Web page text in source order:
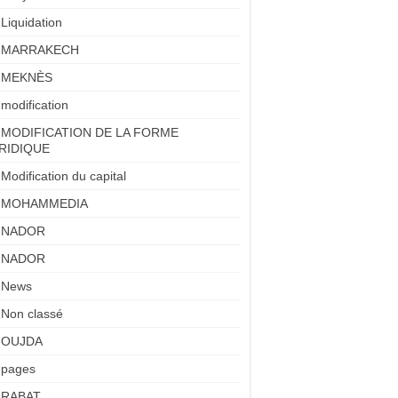
Liquidation
MARRAKECH
MEKNÈS
modification
MODIFICATION DE LA FORME
Modification du capital
MOHAMMEDIA
NADOR
NADOR
News
Non classé
OUJDA
pages